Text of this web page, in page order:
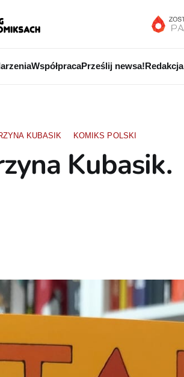
WspółpracaPrześlij newsa!Redakcja
KUBASIK KOMIKS POLSKI
Kubasik.